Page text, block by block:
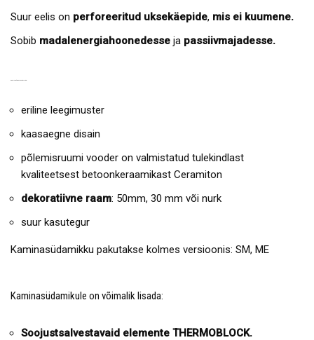
Suur eelis on perforeeritud uksekäepide, mis ei kuumene.
Sobib madalenergiahoonedesse ja passiivmajadesse.
eriline leegimuster
kaasaegne disain
põlemisruumi vooder on valmistatud tulekindlast
kvaliteetsest betoonkeraamikast Ceramiton
dekoratiivne raam: 50mm, 30 mm või nurk
suur kasutegur
Kaminasüdamikku pakutakse kolmes versioonis: SM, ME
Kaminasüdamikule on võimalik lisada:
Soojustsalvestavaid elemente THERMOBLOCK.